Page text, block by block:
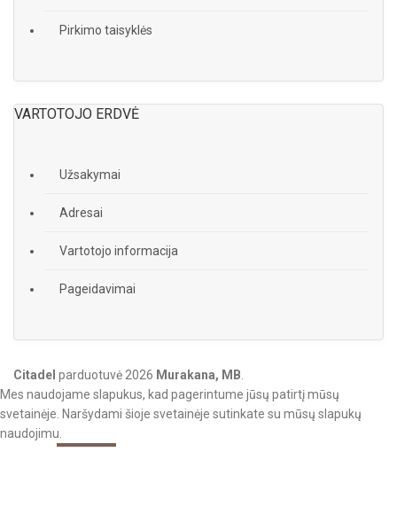
Pirkimo taisyklės
VARTOTOJO ERDVĖ
Užsakymai
Adresai
Vartotojo informacija
Pageidavimai
Citadel parduotuvė 2026 Murakana, MB
Mes naudojame slapukus, kad pagerintume jūsų patirtį mūsų
svetainėje. Naršydami šioje svetainėje sutinkate su mūsų slapukų
naudojimu.